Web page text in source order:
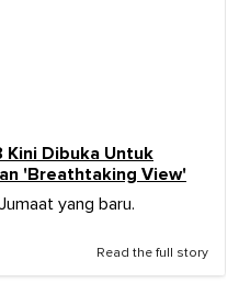
Kini Dibuka Untuk
'Breathtaking View'
yang baru.
Read the full story